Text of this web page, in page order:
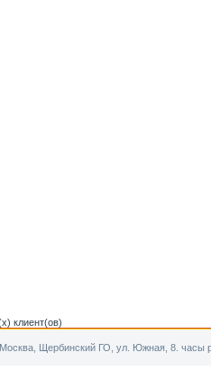
клиент(ов)
Щербинский ГО, ул. Южная, 8. часы